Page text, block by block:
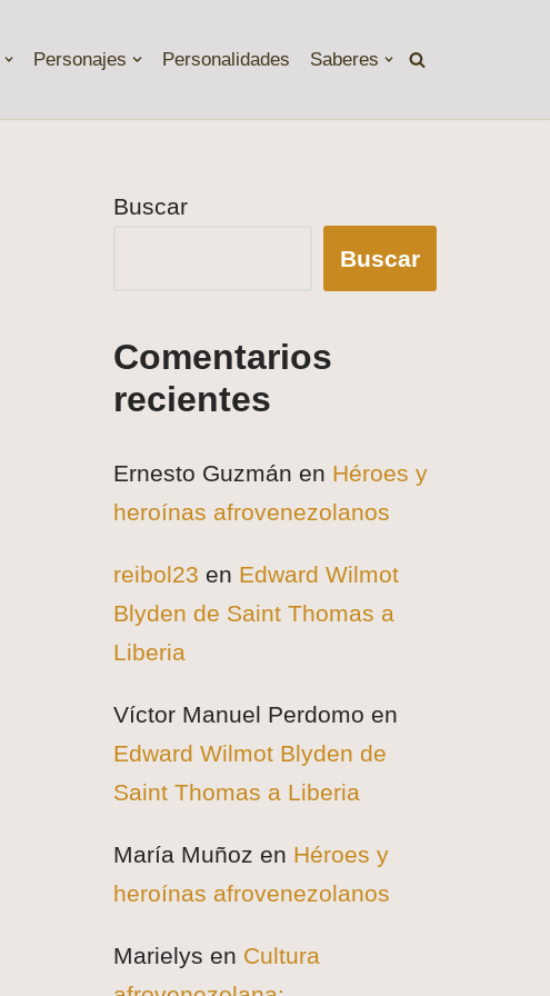
Personajes Personalidades Saberes
Buscar
Buscar
Comentarios
recientes
Ernesto Guzmán en Héroes y
heroínas afrovenezolanos
reibol23 en Edward Wilmot
Blyden de Saint Thomas a
Liberia
Víctor Manuel Perdomo en
Edward Wilmot Blyden de
Saint Thomas a Liberia
María Muñoz en Héroes y
heroínas afrovenezolanos
Marielys en Cultura